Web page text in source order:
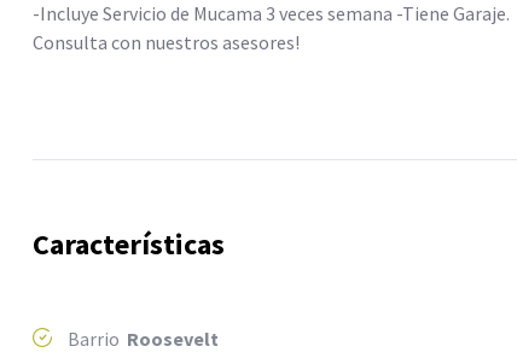
-Incluye Servicio de Mucama 3 veces semana -Tiene Garaje.
Consulta con nuestros asesores!
Características
Barrio Roosevelt